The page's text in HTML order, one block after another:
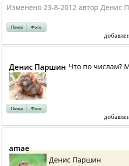
Изменено 23-8-2012 автор Денис
Поиск Фото
Денис Паршин Что по числам?
Поиск Фото
amae
Денис Паршин